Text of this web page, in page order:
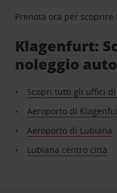
Prenota ora per scoprire
Klagenfurt:
noleggio
Scopri tutti gli uffici
Aeroporto di
Aeroporto di Lubiana
Lubiana centro città